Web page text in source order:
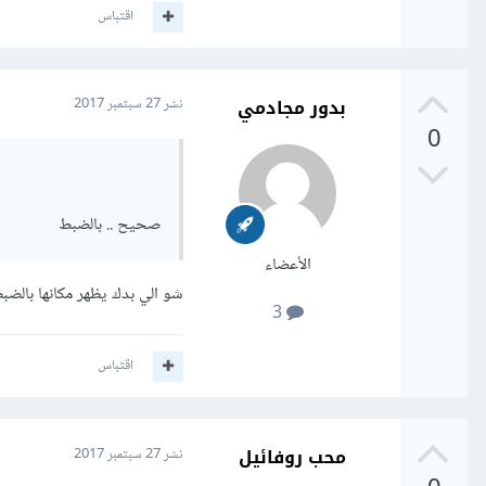
اقتباس
0
بدور مجادمي
الأعضاء
3
نشر27 سبتمبر 2017
صحيح .. بالضبط
شو الي بدك يظهر مكانها
اقتباس
محب روفائيل نشر27 سبتمبر 2017